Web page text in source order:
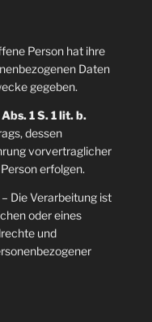
Person hat ihre
Daten
gegeben.
1 S. 1 lit. b.
dessen
vorvertraglicher
erfolgen.
– Die Verarbeitung ist
oder eines
und